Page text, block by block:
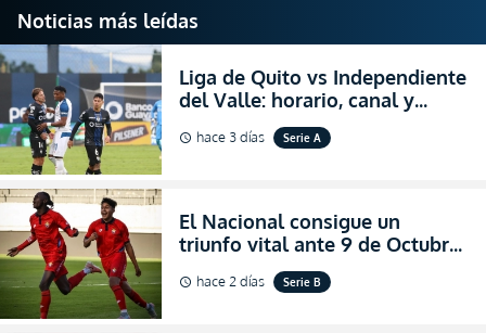
Noticias más leídas
Liga de Quito vs Independiente
del Valle: horario, canal y
dónde ver EN VIVO el
partidazo por la fecha 24 de la
schedule hace 3 días Serie A
El Nacional consigue un
triunfo vital ante 9 de Octubre
para encender la fe en la
salvación
schedule hace 2 días Serie B